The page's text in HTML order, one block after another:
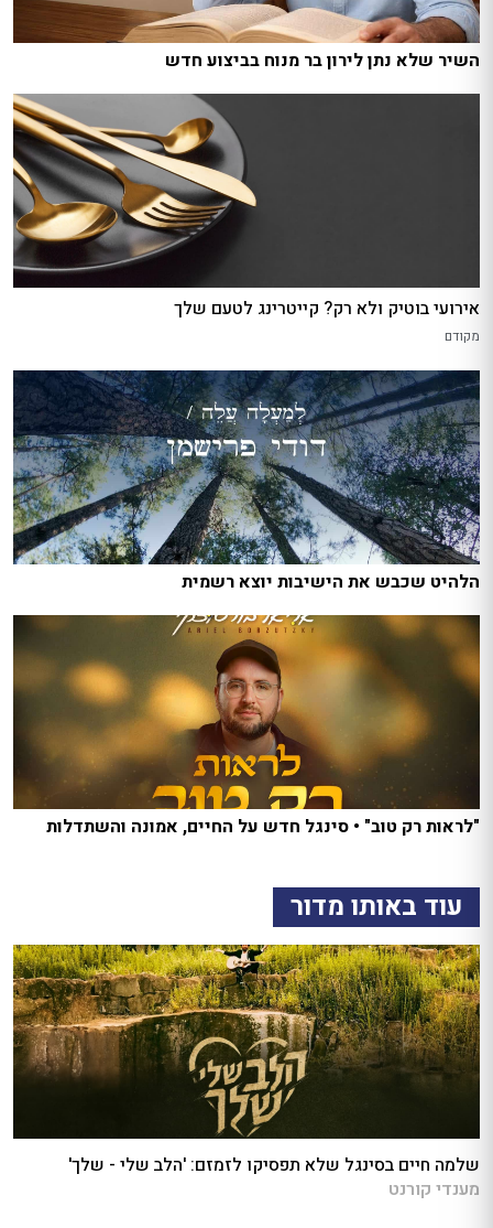
השיר שלא נתן לירון בר מנוח בביצוע חדש
אירועי בוטיק ולא רק? קייטרינג לטעם שלך
מקודם
הלהיט שכבש את הישיבות יוצא רשמית
"לראות רק טוב" • סינגל חדש על החיים, אמונה והשתדלות
עוד באותו מדור
שלמה חיים בסינגל שלא תפסיקו לזמזם: 'הלב שלי - שלך'
מענדי קורנט